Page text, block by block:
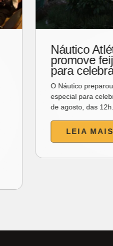
Unifor
com
sobre
impacto social
A Universidade de
um encontro
LEIA MAIS